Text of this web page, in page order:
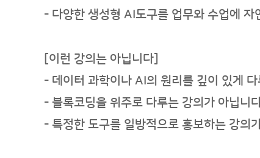
- 다양한 생성형 AI도구를 업무와 수업에
[이런 강의는 아닙니다]
- 데이터 과학이나 AI의 원리를 깊이 있게
- 블록코딩을 위주로 다루는 강의가 아닙니
- 특정한 도구를 일방적으로 홍보하는 강의